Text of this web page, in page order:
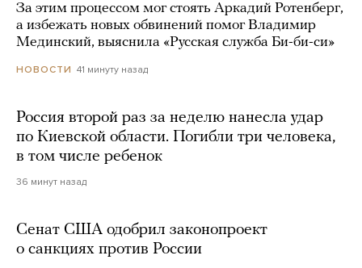
За этим процессом мог стоять Аркадий Ротенберг,
а избежать новых обвинений помог Владимир
Мединский, выяснила «Русская служба Би-би-си»
НОВОСТИ 41 минуту назад
Россия второй раз за неделю нанесла удар
по Киевской области. Погибли три человека,
в том числе ребенок
36 минут назад
Сенат США одобрил законопроект
о санкциях против России